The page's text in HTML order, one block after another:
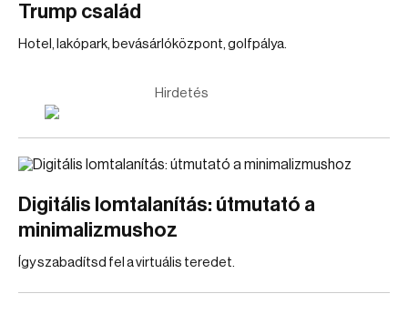
Trump család
Hotel, lakópark, bevásárlóközpont, golfpálya.
Hirdetés
Digitális lomtalanítás: útmutató a
minimalizmushoz
Így szabadítsd fel a virtuális teredet.